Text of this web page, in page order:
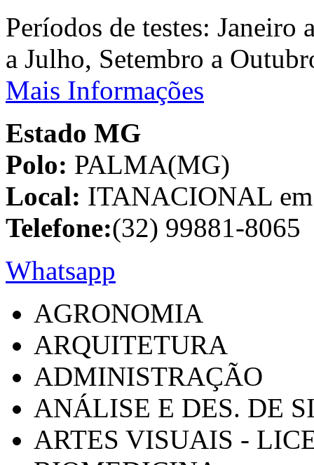
Períodos de testes:
a Julho, Setembro a
Mais Informações
Estado MG
Polo: PALMA(MG)
Local: ITANACIONAL
Telefone:(32) 99881-8065
Whatsapp
AGRONOMIA
ARQUITETURA
ADMINISTRAÇÃO
ANÁLISE E DES. DE
ARTES VISUAIS -